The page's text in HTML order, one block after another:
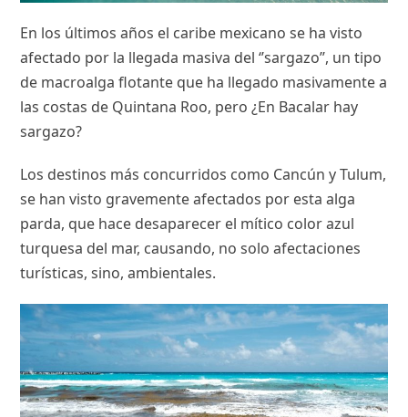
En los últimos años el caribe mexicano se ha visto
afectado por la llegada masiva del ‘’sargazo’’, un tipo
de macroalga flotante que ha llegado masivamente a
las costas de Quintana Roo, pero ¿En Bacalar hay
sargazo?
Los destinos más concurridos como Cancún y Tulum,
se han visto gravemente afectados por esta alga
parda, que hace desaparecer el mítico color azul
turquesa del mar, causando, no solo afectaciones
turísticas, sino, ambientales.